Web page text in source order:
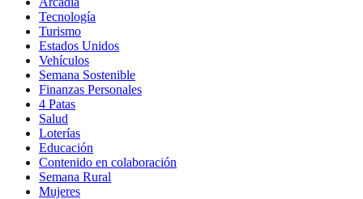
Tecnología
Turismo
Estados Unidos
Vehículos
Semana Sostenible
Finanzas Personales
4 Patas
Salud
Loterías
Educación
Contenido en colaboración
Semana Rural
Mujeres